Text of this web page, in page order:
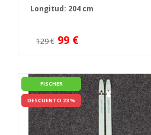
Fischer Control
Longitud: 204 cm
129 € 99 €
FISCHER
DESCUENTO 23 %